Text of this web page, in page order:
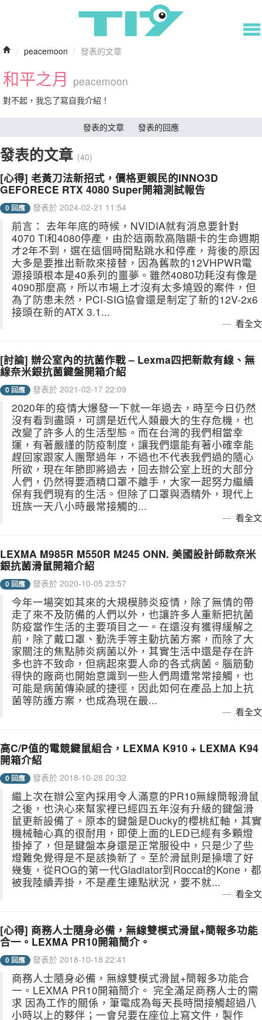
/ peacemoon / 發表的文章
和平之月 peacemoon
對不起，我忘了寫自我介紹！
發表的文章 發表的回應
發表的文章 (40)
[心得] 老黃刀法新招式，價格更親民的INNO3D
GEFORECE RTX 4080 Super開箱測試報告
0 回應 發表於 2024-02-21 11:54
前言： 去年年底的時候，NVIDIA就有消息要針對
4070 Ti和4080停產，由於這兩款高階顯卡的生命週期
才2年不到，選在這個時間點跳水和停產，背後的原因
大多是要推出新款來接替，因為舊款的12VHPWR電
源接頭根本是40系列的噩夢。雖然4080功耗沒有像是
4090那麼高，所以市場上才沒有太多燒毀的案件，但
為了防患未然，PCI-SIG協會還是制定了新的12V-2x6
接頭在新的ATX 3.1...
看全文
[討論] 辦公室內的抗菌作戰 – Lexma四把新款有線、無
線奈米銀抗菌鍵盤開箱介紹
0 回應 發表於 2021-02-17 22:09
2020年的疫情大爆發一下就一年過去，時至今日仍然
沒有看到盡頭，可謂是近代人類最大的生存危機，也
改變了許多人的生活型態。而在台灣的我們相當幸
運，有著嚴謹的防疫制度，讓我們還能有著小確幸能
趕回家跟家人團聚過年，不過也不代表我們過的隨心
所欲，現在年節即將過去，回去辦公室上班的大部分
人們，仍然得要酒精口罩不離手，大家一起努力繼續
保有我們現有的生活。但除了口罩與酒精外，現代上
班族一天八小時最常接觸的...
看全文
LEXMA M985R M550R M245 ONN. 美國設計師款奈米
銀抗菌滑鼠開箱介紹
0 回應 發表於 2020-10-05 23:57
今年一場突如其來的大規模肺炎疫情，除了無情的帶
走了來不及防備的人們以外，也讓許多人重新把抗菌
防疫當作生活的主要項目之一。在還沒有獲得緩解之
前，除了戴口罩、勤洗手等主動抗菌方案，而除了大
家關注的焦點肺炎病菌以外，其實生活中還是存在許
多也許不致命，但病起來要人命的各式病菌。腦筋動
得快的廠商也開始意識到一些人們周遭常常接觸，也
可能是病菌傳染感的捷徑，因此如何在產品上加上抗
菌等防護方案，也成為現在最...
看全文
高C/P值的電競鍵鼠組合，LEXMA K910 + LEXMA K94
開箱介紹
0 回應 發表於 2018-10-28 20:32
繼上次在辦公室內採用令人滿意的PR10無線簡報滑鼠
之後，也決心來幫家裡已經四五年沒有升級的鍵盤滑
鼠更新設備了。原本的鍵盤是Ducky的櫻桃紅軸，其實
機械軸心真的很耐用，即使上面的LED已經有多顆燈
掛掉了，但是鍵盤本身還是正常服役中，只是少了些
燈難免覺得是不是該換新了。至於滑鼠則是操壞了好
幾隻，從ROG的第一代Gladiator到Roccat的Kone，都
被我陸續弄掛，不是產生連點狀況，要不就...
看全文
[心得] 商務人士隨身必備，無線雙模式滑鼠+簡報多功能
合一。LEXMA PR10開箱簡介。
0 回應 發表於 2018-10-18 22:41
商務人士隨身必備，無線雙模式滑鼠+簡報多功能合
一。LEXMA PR10開箱簡介。 完全滿足商務人士的需
求 因為工作的關係，筆電成為每天長時間接觸超過八
小時以上的夥伴；一會兒要在座位上寫文件，製作